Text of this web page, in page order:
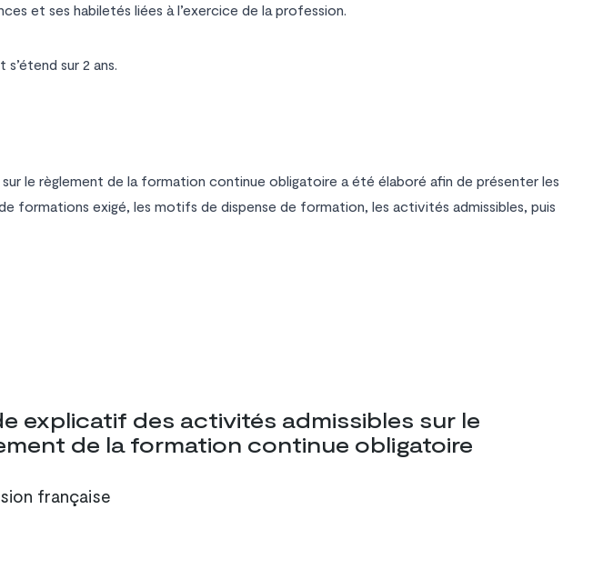
et ses habiletés liées à l’exercice de la profession.
sur 2 ans.
le règlement de la formation continue obligatoire a été élaboré afin de présenter les
formations exigé, les motifs de dispense de formation, les activités admissibles, puis
explicatif des activités admissibles sur le
de la formation continue obligatoire
française